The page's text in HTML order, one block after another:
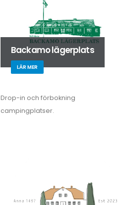
Backamo lägerplats
LÄR MER
Drop-in och förbokning
campingplatser.